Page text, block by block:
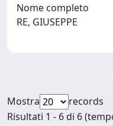
Nome completo
RE, GIUSEPPE
Mostra
records
Risultati 1 - 6 di 6